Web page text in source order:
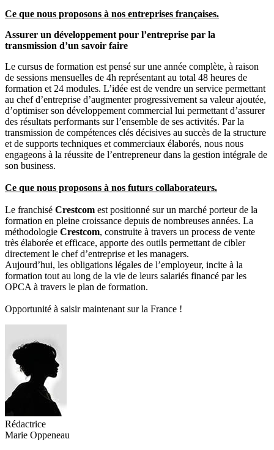
Ce que nous proposons à nos entreprises françaises.
Assurer un développement pour l’entreprise par la
transmission d’un savoir faire
Le cursus de formation est pensé sur une année complète, à raison
de sessions mensuelles de 4h représentant au total 48 heures de
formation et 24 modules. L’idée est de vendre un service permettant
au chef d’entreprise d’augmenter progressivement sa valeur ajoutée,
d’optimiser son développement commercial lui permettant d’assurer
des résultats performants sur l’ensemble de ses activités. Par la
transmission de compétences clés décisives au succès de la structure
et de supports techniques et commerciaux élaborés, nous nous
engageons à la réussite de l’entrepreneur dans la gestion intégrale de
son business.
Ce que nous proposons à nos futurs collaborateurs.
Le franchisé Crestcom est positionné sur un marché porteur de la
formation en pleine croissance depuis de nombreuses années. La
méthodologie Crestcom, construite à travers un process de vente
très élaborée et efficace, apporte des outils permettant de cibler
directement le chef d’entreprise et les managers.
Aujourd’hui, les obligations légales de l’employeur, incite à la
formation tout au long de la vie de leurs salariés financé par les
OPCA à travers le plan de formation.
Opportunité à saisir maintenant sur la France !
Rédactrice
Marie Oppeneau